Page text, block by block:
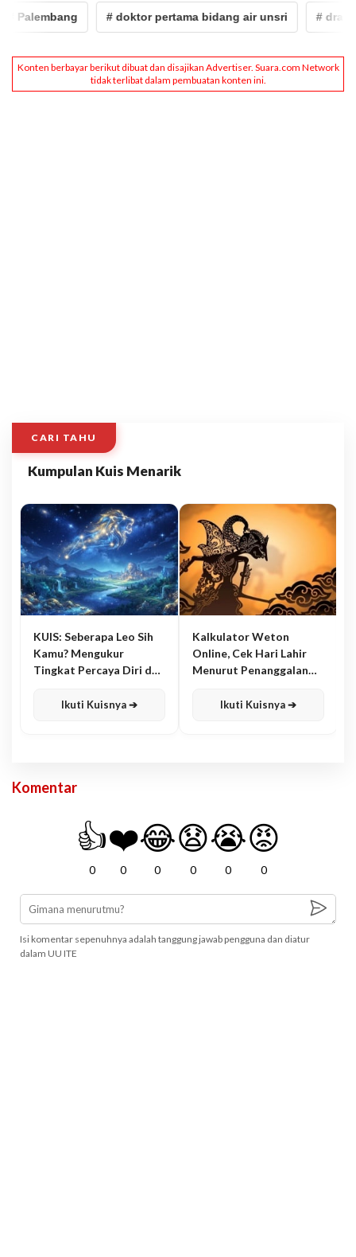
# doktor pertama bidang air unsri # drainase
CARI TAHU
Kumpulan Kuis Menarik
KUIS: Seberapa Leo Sih
Kamu? Mengukur
Tingkat Percaya Diri dan
Ikuti Kuisnya ➔
Kalkulator Weton
Online, Cek Hari Lahir
Menurut Penanggalan
Ikuti Kuisnya ➔
Komentar
👍
0
❤️
0
😂
0
😧
0
😭
0
😡
0
Isi komentar sepenuhnya adalah tanggung jawab pengguna dan diatur
dalam UU ITE